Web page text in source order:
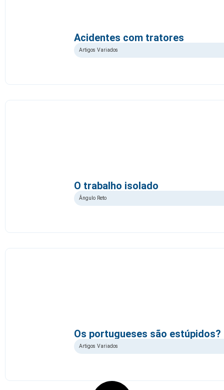
Acidentes com tratores
Artigos Variados
O trabalho isolado
Ângulo Reto
Os portugueses são estúpidos?
Artigos Variados